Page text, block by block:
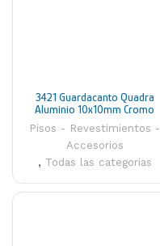
3421 Guardacanto Quadra
Aluminio 10x10mm Cromo
Brillante Atrim
Pisos - Revestimientos -
Accesorios
, Todas las categorias